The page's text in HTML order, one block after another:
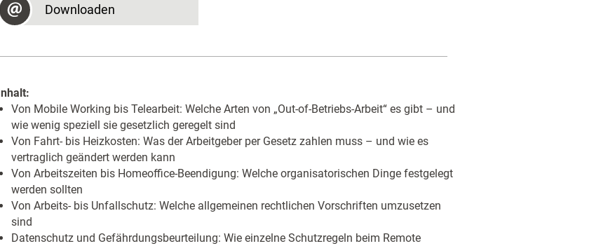
Downloaden
Inhalt:
Von Mobile Working bis Telearbeit: Welche Arten von „Out-of-Betriebs-Arbeit“ es gibt – und
wie wenig speziell sie gesetzlich geregelt sind
Von Fahrt- bis Heizkosten: Was der Arbeitgeber per Gesetz zahlen muss – und wie es
vertraglich geändert werden kann
Von Arbeitszeiten bis Homeoffice-Beendigung: Welche organisatorischen Dinge festgelegt
werden sollten
Von Arbeits- bis Unfallschutz: Welche allgemeinen rechtlichen Vorschriften umzusetzen
sind
Datenschutz und Gefährdungsbeurteilung: Wie einzelne Schutzregeln beim Remote